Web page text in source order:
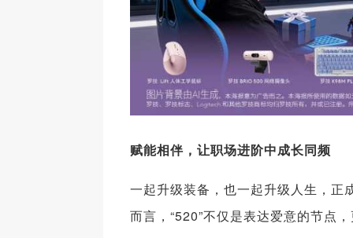
赋能相伴，让职场进阶中成长同频
一起升级装备，也一起升级人生，正
而言，“520”不仅是表达爱意的节点